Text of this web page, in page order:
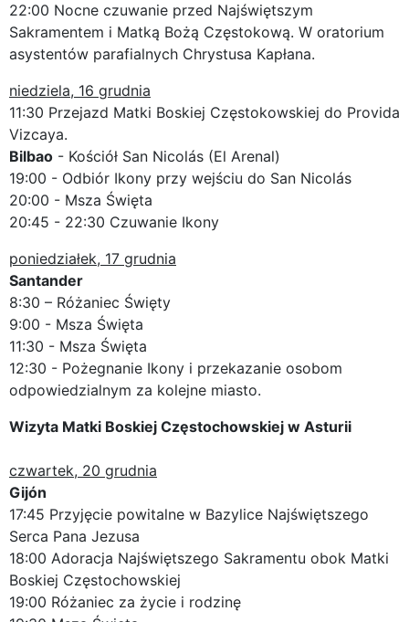
22:00 Nocne czuwanie przed Najświętszym
Sakramentem i Matką Bożą Częstokową. W oratorium
asystentów parafialnych Chrystusa Kapłana.
niedziela, 16 grudnia
11:30 Przejazd Matki Boskiej Częstokowskiej do Provida
Vizcaya.
Bilbao - Kościół San Nicolás (El Arenal)
19:00 - Odbiór Ikony przy wejściu do San Nicolás
20:00 - Msza Święta
20:45 - 22:30 Czuwanie Ikony
poniedziałek, 17 grudnia
Santander
8:30 – Różaniec Święty
9:00 - Msza Święta
11:30 - Msza Święta
12:30 - Pożegnanie Ikony i przekazanie osobom
odpowiedzialnym za kolejne miasto.
Wizyta Matki Boskiej Częstochowskiej w Asturii
czwartek, 20 grudnia
Gijón
17:45 Przyjęcie powitalne w Bazylice Najświętszego
Serca Pana Jezusa
18:00 Adoracja Najświętszego Sakramentu obok Matki
Boskiej Częstochowskiej
19:00 Różaniec za życie i rodzinę